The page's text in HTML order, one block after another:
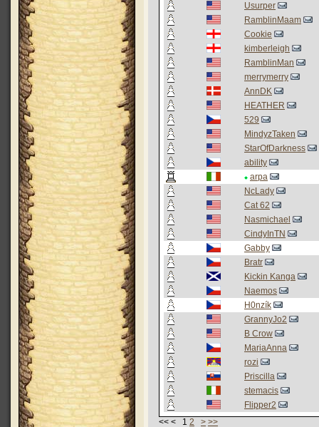
Usurper
RamblinMaam
Cookie
kimberleigh
RamblinMan
merrymerry
AnnDK
HEATHER
529
MindyzTaken
StarOfDarkness
ability
arpa
NcLady
Cat 62
Nasmichael
CindyInTN
Gabby
Bratr
Kickin Kanga
Naemos
H0nzík
GrannyJo2
B Crow
MariaAnna
rozi
Priscilla
stemacis
Flipper2
<< < 1 2 > >>